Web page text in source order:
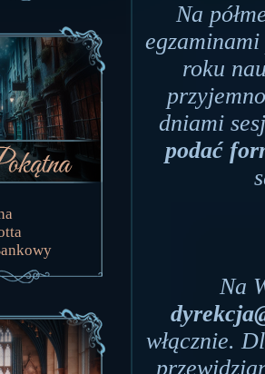
Na
roku
dniami
podać
Na
włącznie.